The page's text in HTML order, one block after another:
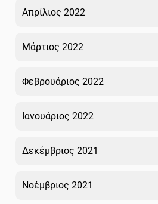
Απρίλιος 2022
Μάρτιος 2022
Φεβρουάριος 2022
Ιανουάριος 2022
Δεκέμβριος 2021
Νοέμβριος 2021